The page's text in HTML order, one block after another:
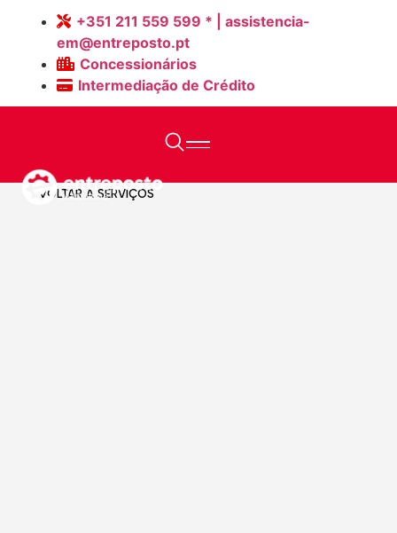
+351 211 559 599 * | assistencia-
em@entreposto.pt
Concessionários
Intermediação de Crédito
Formação
VOLTAR A SERVIÇOS